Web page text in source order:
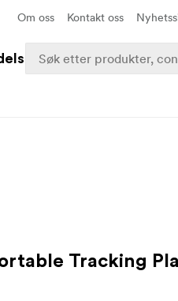
Om oss Kontakt oss
Tracking